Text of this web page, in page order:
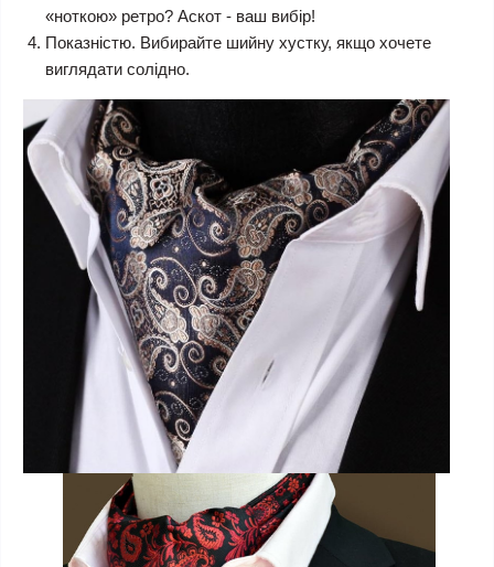
«ноткою» ретро? Аскот - ваш вибір!
Показністю. Вибирайте шийну хустку, якщо хочете
виглядати солідно.